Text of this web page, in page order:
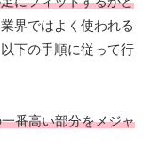
界ではよく使われる
下の手順に従って行
番高い部分をメジャ